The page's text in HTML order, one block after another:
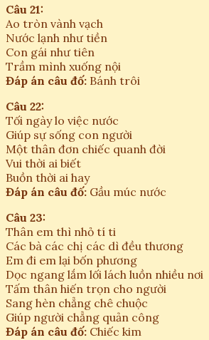
Câu 21:
Ao tròn vành vạch
Nước lạnh như tiền
Con gái như tiên
Trầm mình xuống nội
Đáp án câu đố: Bánh trôi
Câu 22:
Tối ngày lo việc nước
Giúp sự sống con người
Một thân đơn chiếc quanh đời
Vui thời ai biết
Buồn thời ai hay
Đáp án câu đố: Gầu múc nước
Câu 23:
Thân em thì nhỏ tí ti
Các bà các chị các dì đều thương
Em đi em lại bốn phương
Dọc ngang lắm lối lách luồn nhiều nơi
Tấm thân hiến trọn cho người
Sang hèn chẳng chê chuộc
Giúp người chẳng quản công
Đáp án câu đố: Chiếc kim